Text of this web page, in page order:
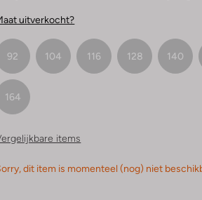
uitverkocht?
92 104 116 128 140
164
items
dit item is momenteel (nog) niet